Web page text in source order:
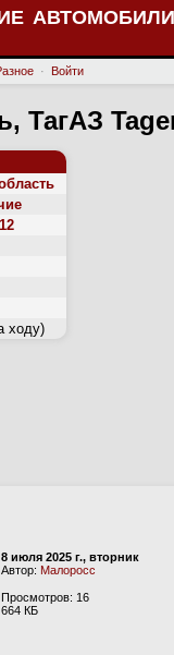
· Войти
ТагАЗ
ходу)
8 июля 2025 г., вторник
Автор: Малоросс
Просмотров: 16
664 КБ